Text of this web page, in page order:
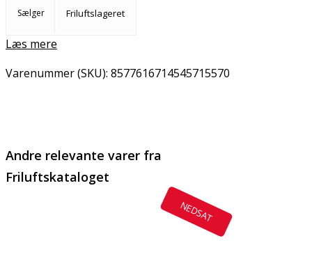
Sælger Friluftslageret
Læs mere
Varenummer (SKU): 8577616714545715570
Andre relevante varer fra
Friluftskataloget
NEDSAT